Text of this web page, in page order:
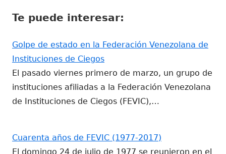
ventana
Te puede interesar:
Golpe de estado en la Federación Venezolana de
Instituciones de Ciegos
El pasado viernes primero de marzo, un grupo de
instituciones afiliadas a la Federación Venezolana
de Instituciones de Ciegos (FEVIC),…
Cuarenta años de FEVIC (1977-2017)
El domingo 24 de julio de 1977 se reunieron en el